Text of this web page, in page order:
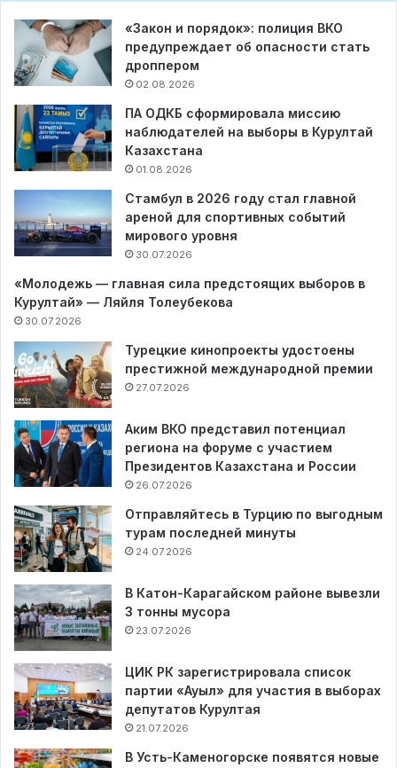
«Закон и порядок»: полиция ВКО
предупреждает об опасности стать
дроппером
02.08.2026
ПА ОДКБ сформировала миссию
наблюдателей на выборы в Курултай
Казахстана
01.08.2026
Стамбул в 2026 году стал главной
ареной для спортивных событий
мирового уровня
30.07.2026
«Молодежь — главная сила предстоящих выборов в
Курултай» — Ляйля Толеубекова
30.07.2026
Турецкие кинопроекты удостоены
престижной международной премии
27.07.2026
Аким ВКО представил потенциал
региона на форуме с участием
Президентов Казахстана и России
26.07.2026
Отправляйтесь в Турцию по выгодным
турам последней минуты
24.07.2026
В Катон-Карагайском районе вывезли
3 тонны мусора
23.07.2026
ЦИК РК зарегистрировала список
партии «Ауыл» для участия в выборах
депутатов Курултая
21.07.2026
В Усть-Каменогорске появятся новые